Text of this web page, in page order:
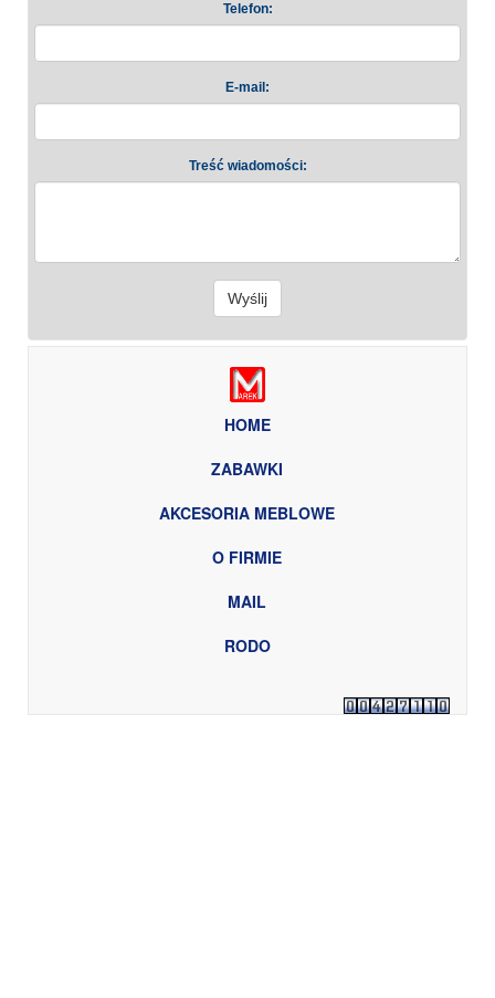
Telefon:
E-mail:
Treść wiadomości:
Wyślij
HOME
ZABAWKI
AKCESORIA MEBLOWE
O FIRMIE
MAIL
RODO